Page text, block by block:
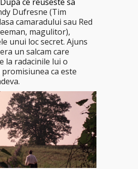
Dufresne (Tim
camaradului sau Red
magulitor),
unui loc secret. Ajuns
un salcam care
la radacinile lui o
ca este